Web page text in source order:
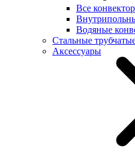
Все
Водяные
Стальные
Аксессуары